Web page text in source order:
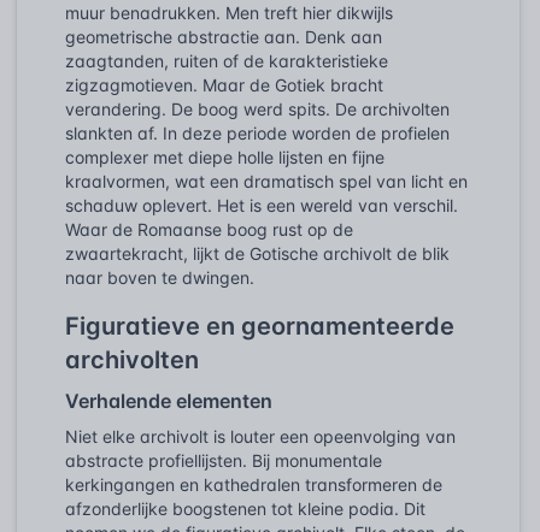
muur benadrukken. Men treft hier dikwijls
geometrische abstractie aan. Denk aan
zaagtanden, ruiten of de karakteristieke
zigzagmotieven. Maar de Gotiek bracht
verandering. De boog werd spits. De archivolten
slankten af. In deze periode worden de profielen
complexer met diepe holle lijsten en fijne
kraalvormen, wat een dramatisch spel van licht en
schaduw oplevert. Het is een wereld van verschil.
Waar de Romaanse boog rust op de
zwaartekracht, lijkt de Gotische archivolt de blik
naar boven te dwingen.
Figuratieve en geornamenteerde
archivolten
Verhalende elementen
Niet elke archivolt is louter een opeenvolging van
abstracte profiellijsten. Bij monumentale
kerkingangen en kathedralen transformeren de
afzonderlijke boogstenen tot kleine podia. Dit